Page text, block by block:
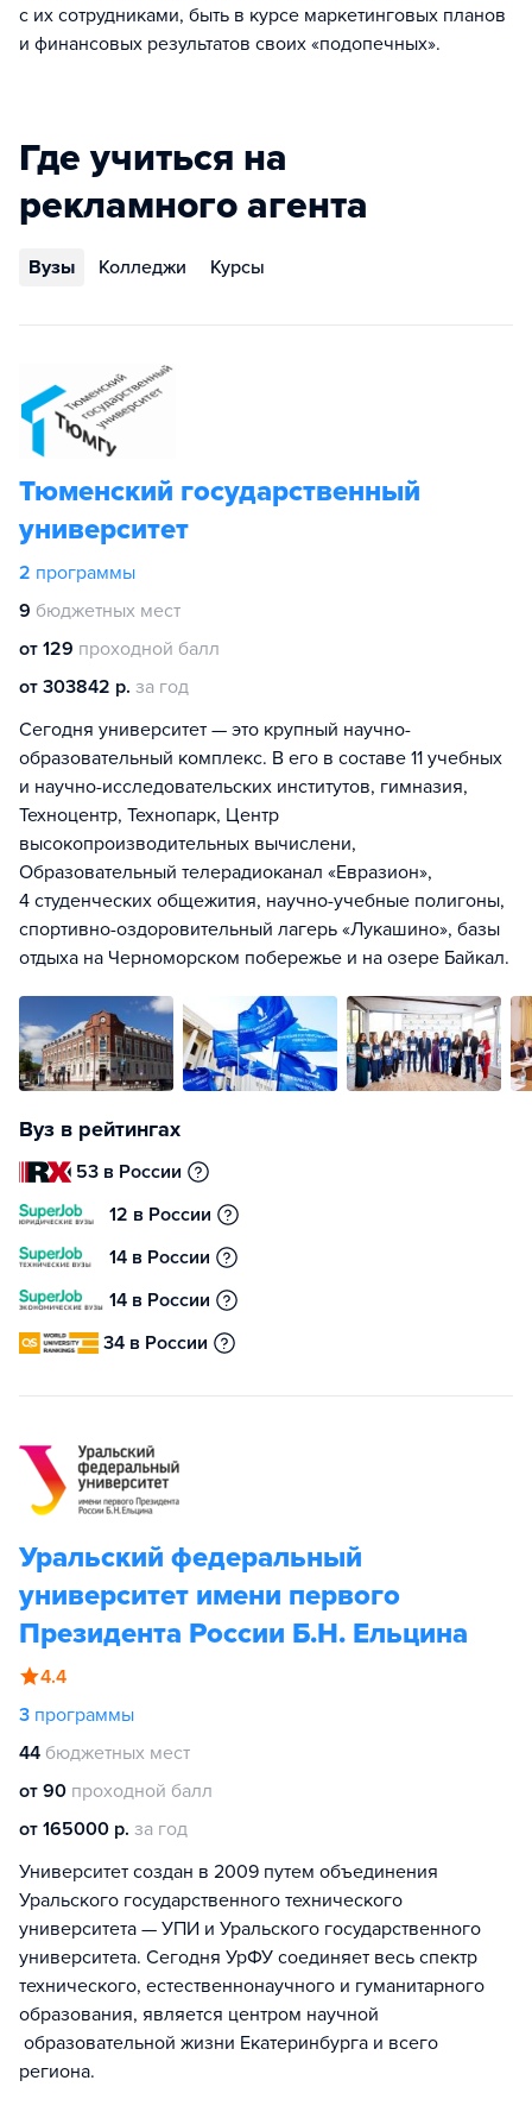
с их сотрудниками, быть в курсе маркетинговых планов
и финансовых результатов своих «подопечных».
Где учиться на
рекламного агента
Вузы Колледжи Курсы
Тюменский государственный
университет
2 программы
9 бюджетных мест
от 129 проходной балл
от 303842 р. за год
Сегодня университет — это крупный научно-
образовательный комплекс. В его в составе 11 учебных
и научно-исследовательских институтов, гимназия,
Техноцентр, Технопарк, Центр
высокопроизводительных вычислени,
Образовательный телерадиоканал «Евразион»,
4 студенческих общежития, научно-учебные полигоны,
спортивно-оздоровительный лагерь «Лукашино», базы
отдыха на Черноморском побережье и на озере Байкал.
Вуз в рейтингах
53 в России
12 в России
14 в России
14 в России
34 в России
Уральский федеральный
университет имени первого
Президента России Б.Н. Ельцина
4.4
3 программы
44 бюджетных мест
от 90 проходной балл
от 165000 р. за год
Университет создан в 2009 путем объединения
Уральского государственного технического
университета — УПИ и Уральского государственного
университета. Сегодня УрФУ соединяет весь спектр
технического, естественнонаучного и гуманитарного
образования, является центром научной
образовательной жизни Екатеринбурга и всего
региона.